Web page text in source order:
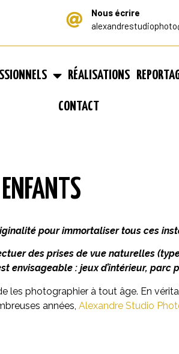
Nous écrire
RÉALISATIONS
CONTACT
ENFANTS
pour immortaliser tous ces
des prises de vue naturelles
envisageable : jeux d’intérieur, parc
photographier à tout âge. En
années, Alexandre Studio